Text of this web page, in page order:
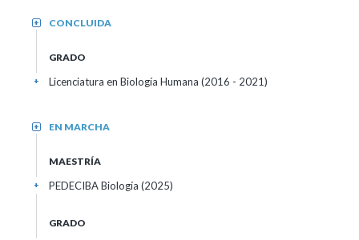
CONCLUIDA
+
GRADO
Licenciatura en Biología Humana (2016 - 2021)
+
EN MARCHA
+
MAESTRÍA
PEDECIBA Biología (2025)
+
GRADO